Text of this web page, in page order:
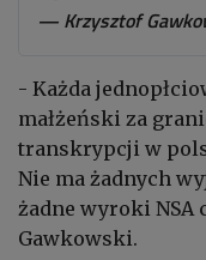
— Krzysztof
- Każda
małżeński za
transkrypcji w
Nie ma żadnych
żadne wyroki NSA
Gawkowski.